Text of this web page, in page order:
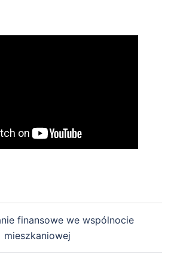
finansowe we wspólnocie
mieszkaniowej